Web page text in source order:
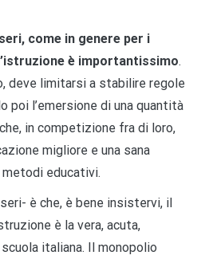
come in genere per i
è importantissimo.
deve limitarsi a stabilire regole
poi l’emersione di una quantità
in competizione fra di loro,
migliore e una sana
educativi.
è che, è bene insistervi, il
è la vera, acuta,
italiana. Il monopolio